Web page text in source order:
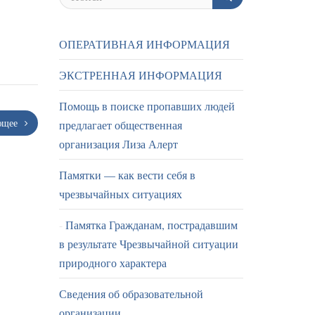
ОПЕРАТИВНАЯ ИНФОРМАЦИЯ
ЭКСТРЕННАЯ ИНФОРМАЦИЯ
Помощь в поиске пропавших людей
предлагает общественная
организация Лиза Алерт
Памятки — как вести себя в
чрезвычайных ситуациях
Памятка Гражданам, пострадавшим
в результате Чрезвычайной ситуации
природного характера
Сведения об образовательной